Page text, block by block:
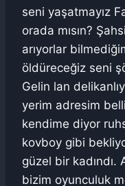
seni yaşatmayız
orada mısın?
arıyorlar
öldüreceğiz seni
Gelin lan
yerim adresim
kendime diyor
kovboy gibi
güzel bir
bizim oyunculuk